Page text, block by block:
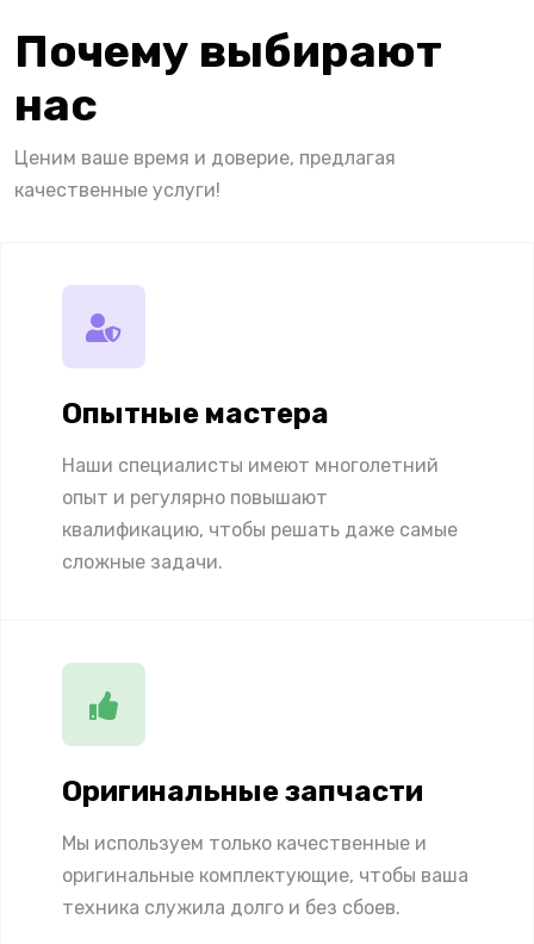
Почему выбирают
нас
Ценим ваше время и доверие, предлагая
качественные услуги!
Опытные мастера
Наши специалисты имеют многолетний
опыт и регулярно повышают
квалификацию, чтобы решать даже самые
сложные задачи.
Оригинальные запчасти
Мы используем только качественные и
оригинальные комплектующие, чтобы ваша
техника служила долго и без сбоев.